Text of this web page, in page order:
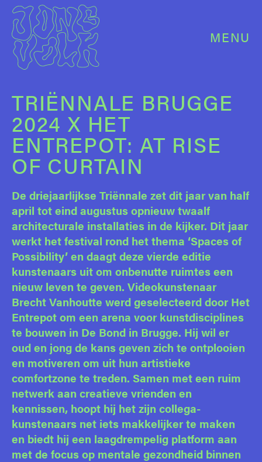
MENU
TRIËNNALE BRUGGE
2024 X HET
ENTREPOT: AT RISE
OF CURTAIN
De driejaarlijkse Triënnale zet dit jaar van half
april tot eind augustus opnieuw twaalf
architecturale installaties in de kijker. Dit jaar
werkt het festival rond het thema ‘Spaces of
Possibility’ en daagt deze vierde editie
kunstenaars uit om onbenutte ruimtes een
nieuw leven te geven. Videokunstenaar
Brecht Vanhoutte werd geselecteerd door Het
Entrepot om een arena voor kunstdisciplines
te bouwen in De Bond in Brugge. Hij wil er
oud en jong de kans geven zich te ontplooien
en motiveren om uit hun artistieke
comfortzone te treden. Samen met een ruim
netwerk aan creatieve vrienden en
kennissen, hoopt hij het zijn collega-
kunstenaars net iets makkelijker te maken
en biedt hij een laagdrempelig platform aan
met de focus op mentale gezondheid binnen